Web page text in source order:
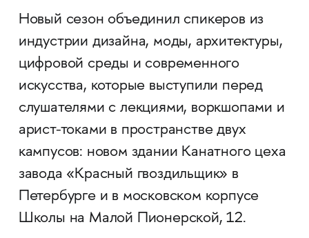
Новый сезон объединил спикеров из
индустрии дизайна, моды, архитектуры,
цифровой среды и современного
искусства, которые выступили перед
слушателями с лекциями, воркшопами и
арист-токами в пространстве двух
кампусов: новом здании Канатного цеха
завода «Красный гвоздильщик» в
Петербурге и в московском корпусе
Школы на Малой Пионерской, 12.